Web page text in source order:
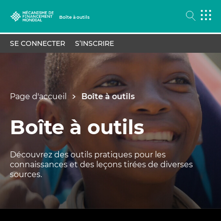
Boîte à outils
SE CONNECTER S’INSCRIRE
Page d'accueil Boîte à outils
Boîte à outils
Découvrez des outils pratiques pour les
connaissances et des leçons tirées de diverses
sources.